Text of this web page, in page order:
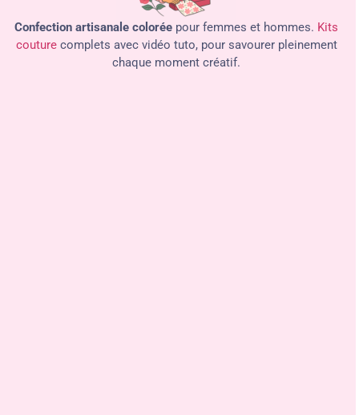
Confection artisanale colorée pour femmes et hommes. Kits
couturecomplets avec vidéo tuto, pour savourer pleinement
chaque moment créatif.